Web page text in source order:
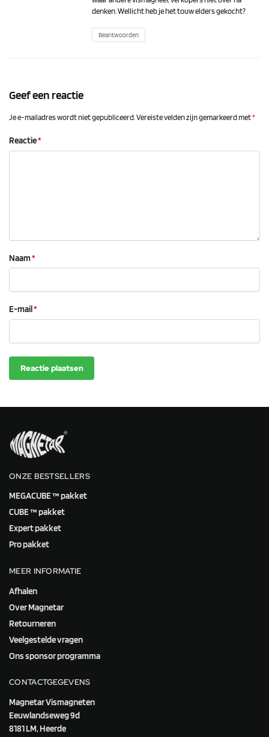
denken. Wellicht heb je het touw elders gekocht?
Beantwoorden
Geef een reactie
Je e-mailadres wordt niet gepubliceerd.Vereiste velden zijn gemarkeerd met*
Reactie*
Naam*
E-mail *
ONZE BESTSELLERS
MEGACUBE ™ pakket
CUBE ™ pakket
Expert pakket
Pro pakket
MEER INFORMATIE
Afhalen
Over Magnetar
Retourneren
Veelgestelde vragen
Ons sponsor programma
CONTACTGEGEVENS
Magnetar Vismagneten
Eeuwlandseweg 9d
8181 LM, Heerde